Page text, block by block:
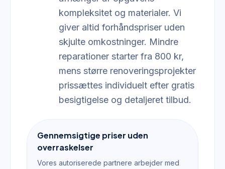
kompleksitet og materialer. Vi
giver altid forhåndspriser uden
skjulte omkostninger. Mindre
reparationer starter fra 800 kr,
mens større renoveringsprojekter
prissættes individuelt efter gratis
besigtigelse og detaljeret tilbud.
Gennemsigtige priser uden
overraskelser
Vores autoriserede partnere arbejder med